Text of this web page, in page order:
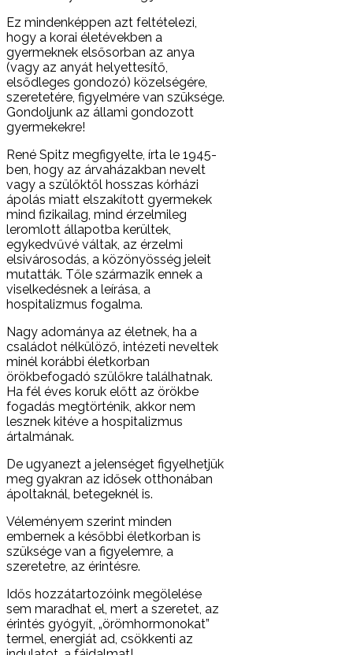
Ez mindenképpen azt feltételezi,
hogy a korai életévekben a
gyermeknek elsősorban az anya
(vagy az anyát helyettesítő,
elsődleges gondozó) közelségére,
szeretetére, figyelmére van szüksége.
Gondoljunk az állami gondozott
gyermekekre!
René Spitz megfigyelte, írta le 1945-
ben, hogy az árvaházakban nevelt
vagy a szülőktől hosszas kórházi
ápolás miatt elszakított gyermekek
mind fizikailag, mind érzelmileg
leromlott állapotba kerültek,
egykedvűvé váltak, az érzelmi
elsivárosodás, a közönyösség jeleit
mutatták. Tőle származik ennek a
viselkedésnek a leírása, a
hospitalizmus fogalma.
Nagy adománya az életnek, ha a
családot nélkülöző, intézeti neveltek
minél korábbi életkorban
örökbefogadó szülőkre találhatnak.
Ha fél éves koruk előtt az örökbe
fogadás megtörténik, akkor nem
lesznek kitéve a hospitalizmus
ártalmának.
De ugyanezt a jelenséget figyelhetjük
meg gyakran az idősek otthonában
ápoltaknál, betegeknél is.
Véleményem szerint minden
embernek a későbbi életkorban is
szüksége van a figyelemre, a
szeretetre, az érintésre.
Idős hozzátartozóink megölelése
sem maradhat el, mert a szeretet, az
érintés gyógyít, „örömhormonokat”
termel, energiát ad, csökkenti az